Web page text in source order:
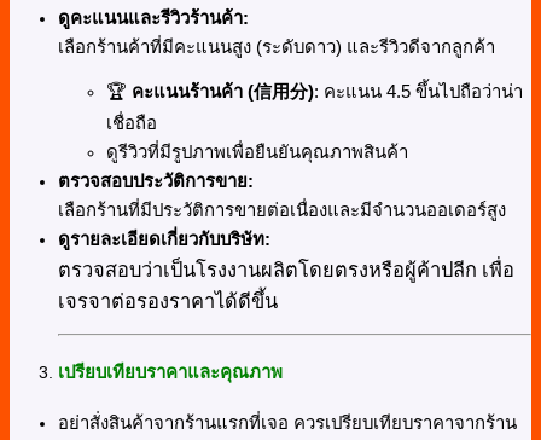
ดูคะแนนและรีวิวร้านค้า:
เลือกร้านค้าที่มีคะแนนสูง (ระดับดาว) และรีวิวดีจากลูกค้า
🏆 คะแนนร้านค้า (信用分): คะแนน 4.5 ขึ้นไปถือว่าน่า
เชื่อถือ
ดูรีวิวที่มีรูปภาพเพื่อยืนยันคุณภาพสินค้า
ตรวจสอบประวัติการขาย:
เลือกร้านที่มีประวัติการขายต่อเนื่องและมีจำนวนออเดอร์สูง
ดูรายละเอียดเกี่ยวกับบริษัท:
ตรวจสอบว่าเป็นโรงงานผลิตโดยตรงหรือผู้ค้าปลีก เพื่อ
เจรจาต่อรองราคาได้ดีขึ้น
เปรียบเทียบราคาและคุณภาพ
อย่าสั่งสินค้าจากร้านแรกที่เจอ ควรเปรียบเทียบราคาจากร้าน